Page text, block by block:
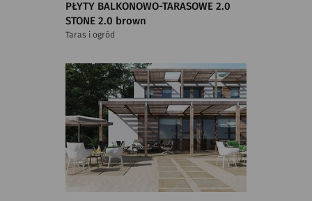
PŁYTY BALKONOWO-TARASOWE 2.0
STONE 2.0 brown
Taras i ogród